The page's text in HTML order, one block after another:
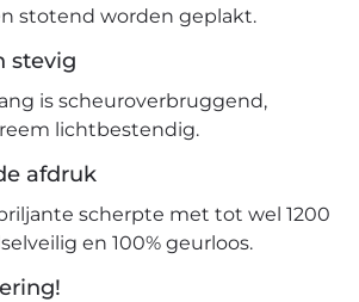
stotend worden geplakt.
stevig
is scheuroverbruggend,
lichtbestendig.
afdruk
scherpte met tot wel 1200
en 100% geurloos.